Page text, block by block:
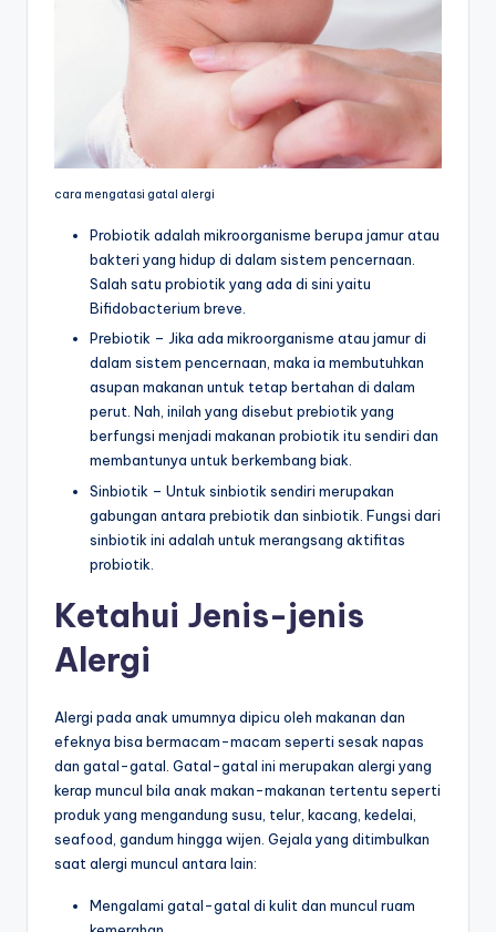
cara mengatasi gatal alergi
Probiotik adalah mikroorganisme berupa jamur atau
bakteri yang hidup di dalam sistem pencernaan.
Salah satu probiotik yang ada di sini yaitu
Bifidobacterium breve.
Prebiotik – Jika ada mikroorganisme atau jamur di
dalam sistem pencernaan, maka ia membutuhkan
asupan makanan untuk tetap bertahan di dalam
perut. Nah, inilah yang disebut prebiotik yang
berfungsi menjadi makanan probiotik itu sendiri dan
membantunya untuk berkembang biak.
Sinbiotik – Untuk sinbiotik sendiri merupakan
gabungan antara prebiotik dan sinbiotik. Fungsi dari
sinbiotik ini adalah untuk merangsang aktifitas
probiotik.
Ketahui Jenis-jenis
Alergi
Alergi pada anak umumnya dipicu oleh makanan dan
efeknya bisa bermacam-macam seperti sesak napas
dan gatal-gatal. Gatal-gatal ini merupakan alergi yang
kerap muncul bila anak makan-makanan tertentu seperti
produk yang mengandung susu, telur, kacang, kedelai,
seafood, gandum hingga wijen. Gejala yang ditimbulkan
saat alergi muncul antara lain:
Mengalami gatal-gatal di kulit dan muncul ruam